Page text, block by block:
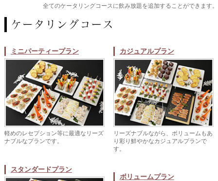
全てのケータリングコースに飲み放題を追加することができます。
ミニパーティープラン
軽めのレセプション等に最適なリーズ
ナブルなプランです。
カジュアルプラン
リーズナブルながら、ボリュームもあ
り彩り鮮やかなカジュアルプランで
す。
スタンダードプラン
ボリュームプラン